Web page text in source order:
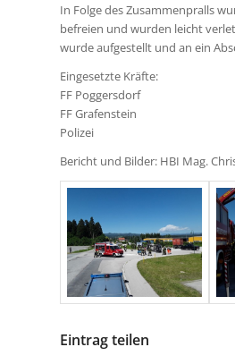
In Folge des Zusammenpralls
befreien und wurden leicht
wurde aufgestellt und an ein
Eingesetzte Kräfte:
FF Poggersdorf
FF Grafenstein
Polizei
Bericht und Bilder: HBI Mag.
Eintrag teilen